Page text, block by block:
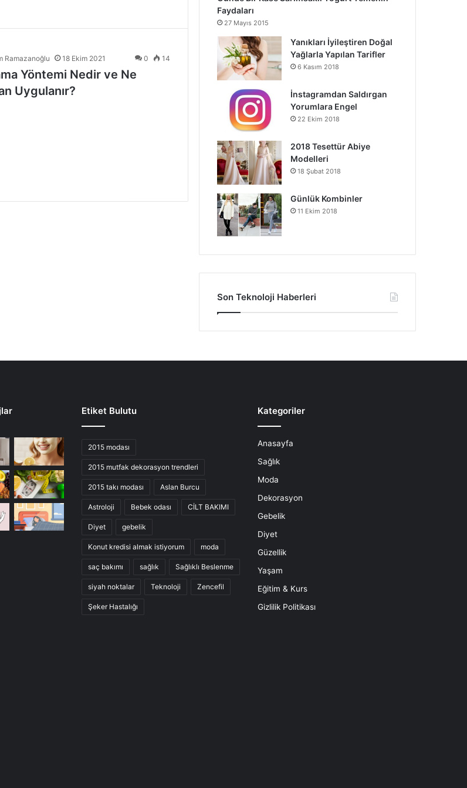
Ramazanoğlu 18 Ekim 2021 0 14
Yöntemi Nedir ve Ne
Uygulanır?
Faydaları
27 Mayıs 2015
Yanıkları İyileştiren Doğal
Yağlarla Yapılan Tarifler
6 Kasım 2018
İnstagramdan Saldırgan
Yorumlara Engel
22 Ekim 2018
2018 Tesettür Abiye
Modelleri
18 Şubat 2018
Günlük Kombinler
11 Ekim 2018
Son Teknoloji Haberleri
Etiket Bulutu
2015 modası
2015 mutfak dekorasyon trendleri
2015 takı modası Aslan Burcu
Astroloji Bebek odası CİLT BAKIMI
Diyet gebelik
Konut kredisi almak istiyorum moda
saç bakımı sağlık Sağlıklı Beslenme
siyah noktalar Teknoloji Zencefil
Şeker Hastalığı
Kategoriler
Anasayfa
Sağlık
Moda
Dekorasyon
Gebelik
Diyet
Güzellik
Yaşam
Eğitim & Kurs
Gizlilik Politikası